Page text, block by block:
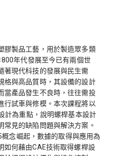
膠製品工藝，用於製造眾多類
年代發展至今已有兩個世
著現代科技的發展與民生需
格與高品質時，其設備的設計
當產品發生不良時，往往需投
行試車與修模。本次課程將以
計為重點，說明螺桿基本設計
常見的缺陷問題與解決方案。
念崛起，數據的取得與應用為
如何藉由CAE技術取得螺桿設